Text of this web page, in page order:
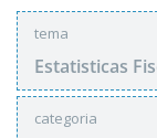
tema
Estatisticas
categoria